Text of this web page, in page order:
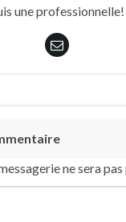
une professionnelle!
ne sera pas